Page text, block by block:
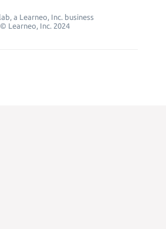
a Learneo, Inc. business
© Learneo, Inc. 2024